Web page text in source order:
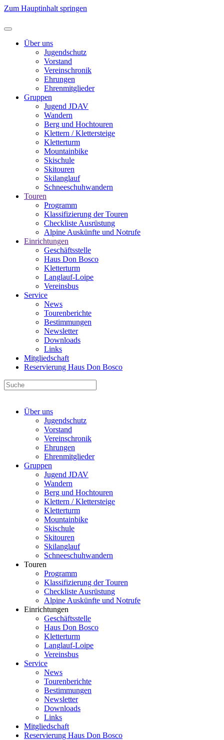
Zum Hauptinhalt springen
Über uns
Jugendschutz
Vorstand
Vereinschronik
Ehrungen
Ehrenmitglieder
Gruppen
Jugend JDAV
Wandern
Berg und Hochtouren
Klettern / Klettersteige
Kletterturm
Mountainbike
Skischule
Skitouren
Skilanglauf
Schneeschuhwandern
Touren
Programm
Klassifizierung der Touren
Checkliste Ausrüstung
Alpine Auskünfte und Notrufe
Einrichtungen
Geschäftsstelle
Haus Don Bosco
Kletterturm
Langlauf-Loipe
Vereinsbus
Service
News
Tourenberichte
Bestimmungen
Newsletter
Downloads
Links
Mitgliedschaft
Reservierung Haus Don Bosco
Über uns
Jugendschutz
Vorstand
Vereinschronik
Ehrungen
Ehrenmitglieder
Gruppen
Jugend JDAV
Wandern
Berg und Hochtouren
Klettern / Klettersteige
Kletterturm
Mountainbike
Skischule
Skitouren
Skilanglauf
Schneeschuhwandern
Touren
Programm
Klassifizierung der Touren
Checkliste Ausrüstung
Alpine Auskünfte und Notrufe
Einrichtungen
Geschäftsstelle
Haus Don Bosco
Kletterturm
Langlauf-Loipe
Vereinsbus
Service
News
Tourenberichte
Bestimmungen
Newsletter
Downloads
Links
Mitgliedschaft
Reservierung Haus Don Bosco